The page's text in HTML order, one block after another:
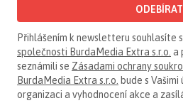
ODEBÍRAT
Přihlášením k newsletteru souhlasíte s
společnosti BurdaMedia Extra s.r.o. a
seznámili se Zásadami ochrany
BurdaMedia Extra s.r.o. bude s
organizaci a vyhodnocení akce a